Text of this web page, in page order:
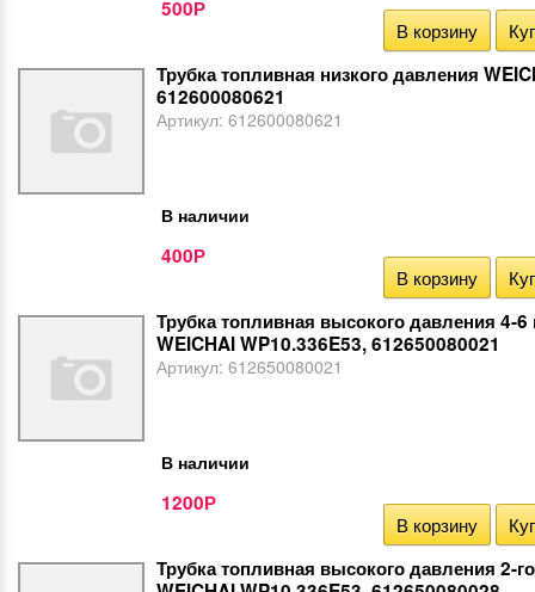
500Р
В корзину
Трубка топливная низкого давления
612600080621
Артикул: 612600080621
В наличии
400Р
В корзину
Трубка топливная высокого давления 4-
WEICHAI WP10.336E53, 612650080021
Артикул: 612650080021
В наличии
1200Р
В корзину
Трубка топливная высокого давления 2-